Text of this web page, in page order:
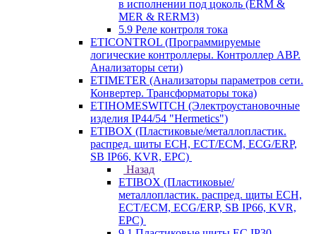
в исполнении под цоколь (ERM &
MER & RERM3)
5.9 Реле контроля тока
ETICONTROL (Программируемые
логические контроллеры. Контроллер АВР.
Анализаторы сети)
ETIMETER (Анализаторы параметров сети.
Конвертер. Трансформаторы тока)
ETIHOMESWITCH (Электроустановочные
изделия IP44/54 "Hermetics")
ETIBOX (Пластиковые/металлопластик.
распред. щиты ECH, ECT/ECM, ECG/ERP,
SB IP66, KVR, EPC)
Назад
ETIBOX (Пластиковые/
металлопластик. распред. щиты ECH,
ECT/ECM, ECG/ERP, SB IP66, KVR,
EPC)